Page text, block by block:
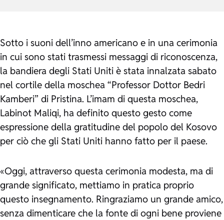
Sotto i suoni dell’inno americano e in una cerimonia
in cui sono stati trasmessi messaggi di riconoscenza,
la bandiera degli Stati Uniti è stata innalzata sabato
nel cortile della moschea “Professor Dottor Bedri
Kamberi” di Pristina. L’imam di questa moschea,
Labinot Maliqi, ha definito questo gesto come
espressione della gratitudine del popolo del Kosovo
per ciò che gli Stati Uniti hanno fatto per il paese.
«Oggi, attraverso questa cerimonia modesta, ma di
grande significato, mettiamo in pratica proprio
questo insegnamento. Ringraziamo un grande amico,
senza dimenticare che la fonte di ogni bene proviene